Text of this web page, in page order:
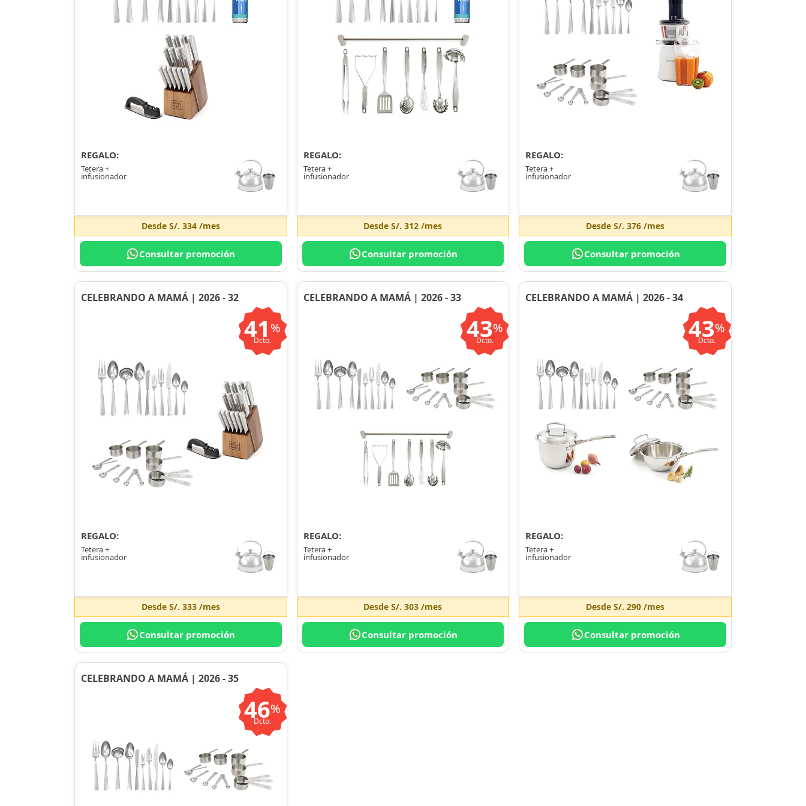
REGALO:
Tetera +
infusionador
Desde S/. 334/mes
Consultar promoción
REGALO:
Tetera +
infusionador
DesdeS/. 312 /mes
Consultar promoción
REGALO:
Tetera +
infusionador
DesdeS/. 376 /mes
Consultar promoción
CELEBRANDO A MAMÁ | 2026 - 32
41 %
Dcto.
REGALO:
Tetera +
infusionador
Desde S/. 333/mes
Consultar promoción
CELEBRANDO A MAMÁ | 2026 - 33
43%
Dcto.
REGALO:
Tetera +
infusionador
DesdeS/. 303 /mes
Consultar promoción
CELEBRANDO A MAMÁ | 2026 - 34
43%
Dcto.
REGALO:
Tetera +
infusionador
DesdeS/. 290 /mes
Consultar promoción
CELEBRANDO A MAMÁ | 2026 - 35
46%
Dcto.